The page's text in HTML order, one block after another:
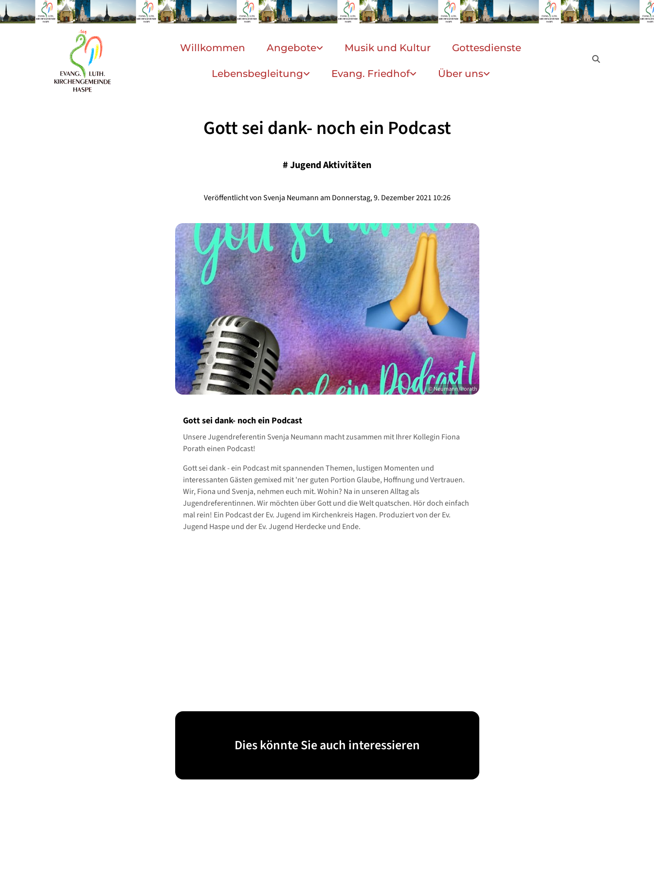
Willkommen Angebote Musik und Kultur Gottesdienste
Lebensbegleitung Evang. Friedhof Über uns
Gott sei dank- noch ein Podcast
#Jugend Aktivitäten
Veröffentlicht von Svenja Neumann am Donnerstag, 9. Dezember 2021 10:26
© Neumann/Porath
Gott sei dank- noch ein Podcast
Unsere Jugendreferentin Svenja Neumann macht zusammen mit Ihrer Kollegin Fiona
Porath einen Podcast!
Gott sei dank - ein Podcast mit spannenden Themen, lustigen Momenten und
interessanten Gästen gemixed mit 'ner guten Portion Glaube, Hoffnung und Vertrauen.
Wir, Fiona und Svenja, nehmen euch mit. Wohin? Na in unseren Alltag als
Jugendreferentinnen. Wir möchten über Gott und die Welt quatschen. Hör doch einfach
mal rein! Ein Podcast der Ev. Jugend im Kirchenkreis Hagen. Produziert von der Ev.
Jugend Haspe und der Ev. Jugend Herdecke und Ende.
Dies könnte Sie auch interessieren